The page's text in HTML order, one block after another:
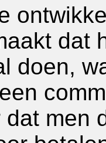
dat
doen,
men